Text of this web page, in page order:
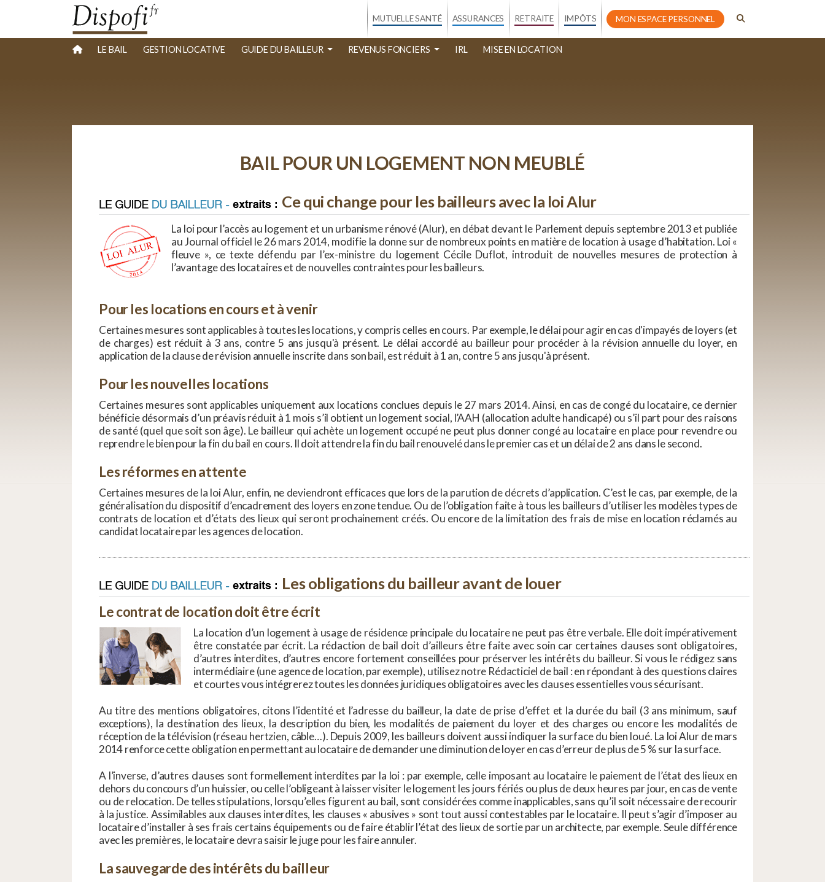
MUTUELLE SANTÉ ASSURANCES RETRAITE IMPÔTS MON ESPACE PERSONNEL
LE BAIL GESTION LOCATIVE GUIDE DU BAILLEUR REVENUS FONCIERS IRL MISE EN LOCATION
BAIL POUR UN LOGEMENT NON MEUBLÉ
Ce qui change pour les bailleurs avec la loi Alur
La loi pour l’accès au logement et un urbanisme rénové (Alur), en débat devant le Parlement depuis septembre 2013 et publiée
au Journal officiel le 26 mars 2014, modifie la donne sur de nombreux points en matière de location à usage d’habitation. Loi «
fleuve », ce texte défendu par l’ex-ministre du logement Cécile Duflot, introduit de nouvelles mesures de protection à
l’avantage des locataires et de nouvelles contraintes pour les bailleurs.
Pour les locations en cours et à venir
Certaines mesures sont applicables à toutes les locations, y compris celles en cours. Par exemple, le délai pour agir en cas d'impayés de loyers (et
de charges) est réduit à 3 ans, contre 5 ans jusqu'à présent. Le délai accordé au bailleur pour procéder à la révision annuelle du loyer, en
application de la clause de révision annuelle inscrite dans son bail, est réduit à 1 an, contre 5 ans jusqu'à présent.
Pour les nouvelles locations
Certaines mesures sont applicables uniquement aux locations conclues depuis le 27 mars 2014. Ainsi, en cas de congé du locataire, ce dernier
bénéficie désormais d’un préavis réduit à 1 mois s’il obtient un logement social, l’AAH (allocation adulte handicapé) ou s’il part pour des raisons
de santé (quel que soit son âge). Le bailleur qui achète un logement occupé ne peut plus donner congé au locataire en place pour revendre ou
reprendre le bien pour la fin du bail en cours. Il doit attendre la fin du bail renouvelé dans le premier cas et un délai de 2 ans dans le second.
Les réformes en attente
Certaines mesures de la loi Alur, enfin, ne deviendront efficaces que lors de la parution de décrets d’application. C’est le cas, par exemple, de la
généralisation du dispositif d’encadrement des loyers en zone tendue. Ou de l’obligation faite à tous les bailleurs d’utiliser les modèles types de
contrats de location et d’états des lieux qui seront prochainement créés. Ou encore de la limitation des frais de mise en location réclamés au
candidat locataire par les agences de location.
Les obligations du bailleur avant de louer
Le contrat de location doit être écrit
La location d’un logement à usage de résidence principale du locataire ne peut pas être verbale. Elle doit impérativement
être constatée par écrit. La rédaction de bail doit d’ailleurs être faite avec soin car certaines clauses sont obligatoires,
d’autres interdites, d’autres encore fortement conseillées pour préserver les intérêts du bailleur. Si vous le rédigez sans
intermédiaire (une agence de location, par exemple), utilisez notre Rédacticiel de bail : en répondant à des questions claires
et courtes vous intégrerez toutes les données juridiques obligatoires avec les clauses essentielles vous sécurisant.
Au titre des mentions obligatoires, citons l’identité et l’adresse du bailleur, la date de prise d’effet et la durée du bail (3 ans minimum, sauf
exceptions), la destination des lieux, la description du bien, les modalités de paiement du loyer et des charges ou encore les modalités de
réception de la télévision (réseau hertzien, câble…). Depuis 2009, les bailleurs doivent aussi indiquer la surface du bien loué. La loi Alur de mars
2014 renforce cette obligation en permettant au locataire de demander une diminution de loyer en cas d’erreur de plus de 5 % sur la surface.
A l’inverse, d’autres clauses sont formellement interdites par la loi : par exemple, celle imposant au locataire le paiement de l’état des lieux en
dehors du concours d’un huissier, ou celle l’obligeant à laisser visiter le logement les jours fériés ou plus de deux heures par jour, en cas de vente
ou de relocation. De telles stipulations, lorsqu’elles figurent au bail, sont considérées comme inapplicables, sans qu’il soit nécessaire de recourir
à la justice. Assimilables aux clauses interdites, les clauses « abusives » sont tout aussi contestables par le locataire. Il peut s’agir d’imposer au
locataire d’installer à ses frais certains équipements ou de faire établir l’état des lieux de sortie par un architecte, par exemple. Seule différence
avec les premières, le locataire devra saisir le juge pour les faire annuler.
La sauvegarde des intérêts du bailleur